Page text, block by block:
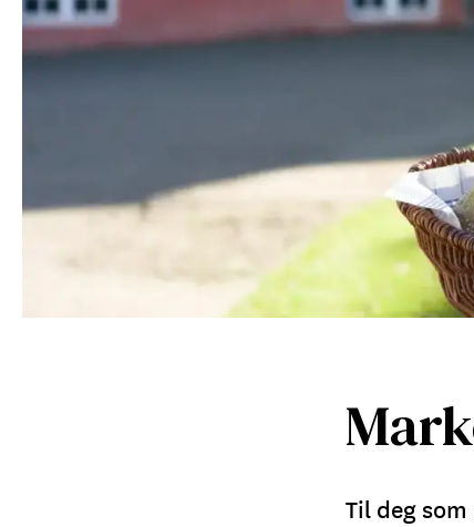
Til deg